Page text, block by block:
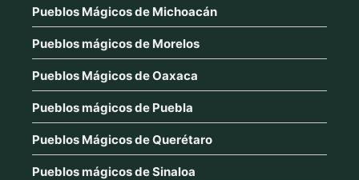
Pueblos Mágicos de Michoacán
Pueblos mágicos de Morelos
Pueblos Mágicos de Oaxaca
Pueblos mágicos de Puebla
Pueblos Mágicos de Querétaro
Pueblos mágicos de Sinaloa